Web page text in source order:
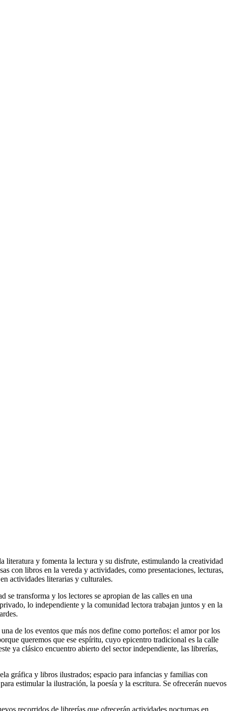
literatura y fomenta la lectura y su disfrute, estimulando la creatividad
con libros en la vereda y actividades, como presentaciones, lecturas,
actividades literarias y culturales.
transforma y los lectores se apropian de las calles en una
lo independiente y la comunidad lectora trabajan juntos y en la
de los eventos que más nos define como porteños: el amor por los
queremos que ese espíritu, cuyo epicentro tradicional es la calle
ya clásico encuentro abierto del sector independiente, las librerías,
gráfica y libros ilustrados; espacio para infancias y familias con
estimular la ilustración, la poesía y la escritura. Se ofrecerán nuevos
recorridos de librerías que ofrecerán actividades nocturnas en